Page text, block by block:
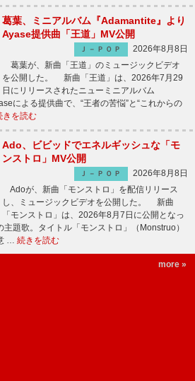
葛葉、ミニアルバム『Adamantite』より
Ayase提供曲「王道」MV公開
Ｊ－ＰＯＰ
2026年8月8日
葛葉が、新曲「王道」のミュージックビデオ
を公開した。 新曲「王道」は、2026年7月29
日にリリースされたニューミニアルバム
による提供曲で、“王者の苦悩”と“これからの
きを読む
Ado、ビビッドでエネルギッシュな「モ
ンストロ」MV公開
Ｊ－ＰＯＰ
2026年8月8日
Adoが、新曲「モンストロ」を配信リリース
し、ミュージックビデオを公開した。 新曲
「モンストロ」は、2026年8月7日に公開となっ
題歌。タイトル「モンストロ」（Monstruo）
… 続きを読む
more »